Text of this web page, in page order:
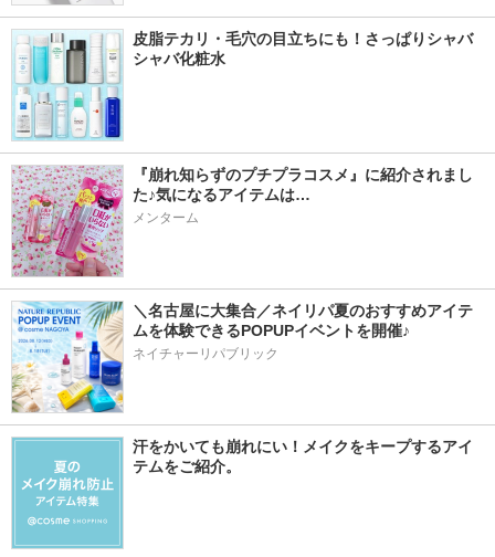
皮脂テカリ・毛穴の目立ちにも！さっぱりシャバ
シャバ化粧水
『崩れ知らずのプチプラコスメ』に紹介されまし
た♪気になるアイテムは…
メンターム
＼名古屋に大集合／ネイリパ夏のおすすめアイテ
ムを体験できるPOPUPイベントを開催♪
ネイチャーリパブリック
汗をかいても崩れにい！メイクをキープするアイ
テムをご紹介。